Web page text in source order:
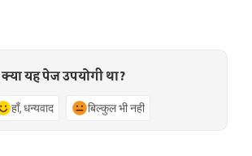
क्या यह पेज उपयोगी था?
हाँ, धन्यवाद बिल्कुल भी नहीं